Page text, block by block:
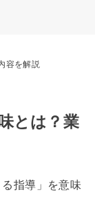
容を解説
とは？業
指導」を意味